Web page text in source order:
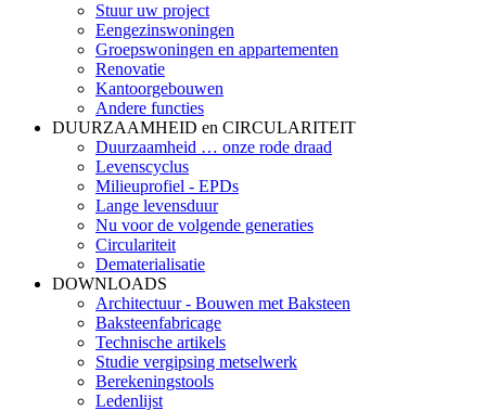
Stuur uw project
Eengezinswoningen
Groepswoningen en appartementen
Renovatie
Kantoorgebouwen
Andere functies
DUURZAAMHEID en CIRCULARITEIT
Duurzaamheid … onze rode draad
Levenscyclus
Milieuprofiel - EPDs
Lange levensduur
Nu voor de volgende generaties
Circulariteit
Dematerialisatie
DOWNLOADS
Architectuur - Bouwen met Baksteen
Baksteenfabricage
Technische artikels
Studie vergipsing metselwerk
Berekeningstools
Ledenlijst